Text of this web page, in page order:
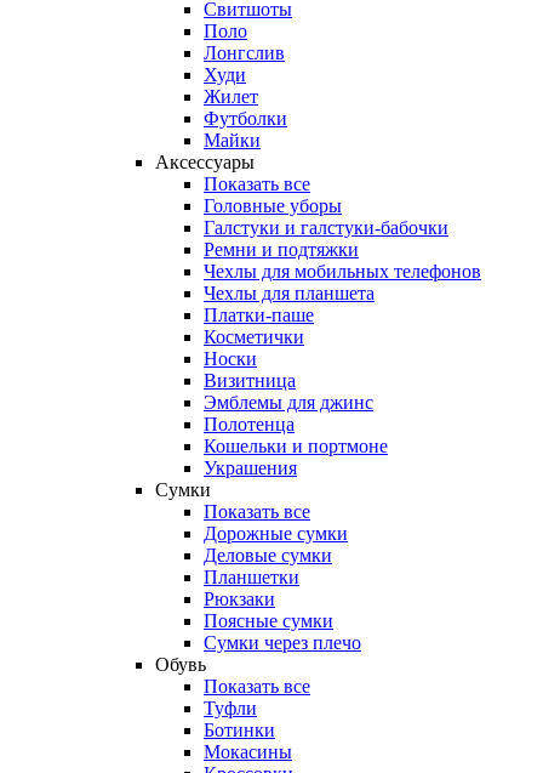
Свитшоты
Поло
Лонгслив
Худи
Жилет
Футболки
Майки
Аксессуары
Показать все
Головные уборы
Галстуки и галстуки-бабочки
Ремни и подтяжки
Чехлы для мобильных телефонов
Чехлы для планшета
Платки-паше
Косметички
Носки
Визитница
Эмблемы для джинс
Полотенца
Кошельки и портмоне
Украшения
Сумки
Показать все
Дорожные сумки
Деловые сумки
Планшетки
Рюкзаки
Поясные сумки
Сумки через плечо
Обувь
Показать все
Туфли
Ботинки
Мокасины